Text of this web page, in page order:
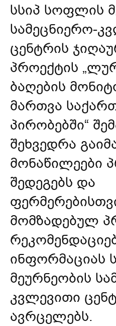
სსიპ სოფლის
სამეცნიერო-
ცენტრის
პროექტის
ბაღების
მართვა
პირობებში“
შეხვედრა
მონაწილეები
შედეგებს და
მომზადებულ
ინფორმაციას
მეურნეობის
კვლევითი
ავრცელებს.